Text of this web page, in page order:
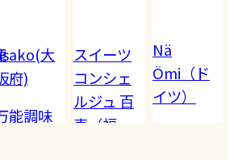
イーツ
ンシェ
（福
Nä
Ömi（ド
イツ）
Akiko（愛
知）